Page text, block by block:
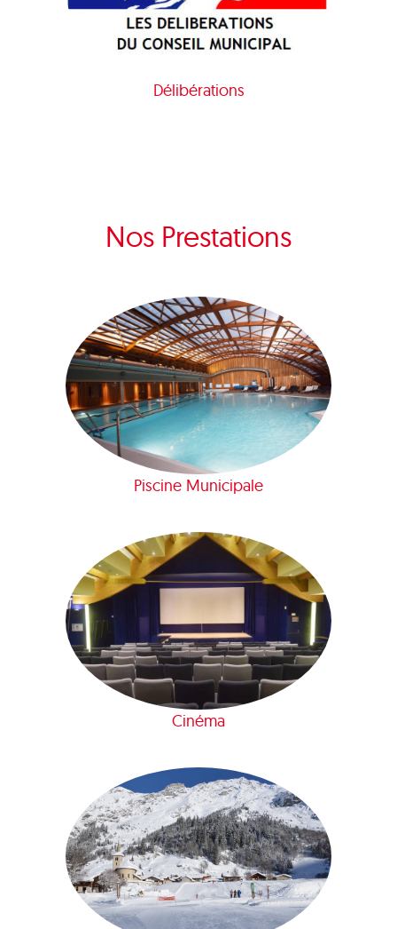
Délibérations
Nos Prestations
Piscine Municipale
Cinéma